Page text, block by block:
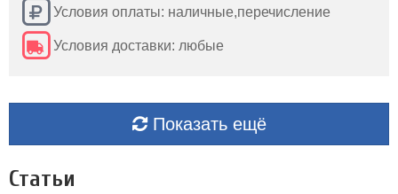
Условия оплаты: наличные,перечисление
Условия доставки: любые
Показать ещё
Статьи